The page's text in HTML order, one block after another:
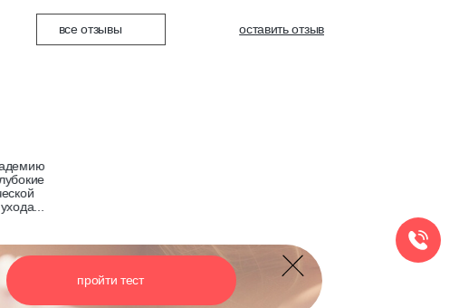
пройти тест
оставить отзыв
оставить отзыв
все отзывы